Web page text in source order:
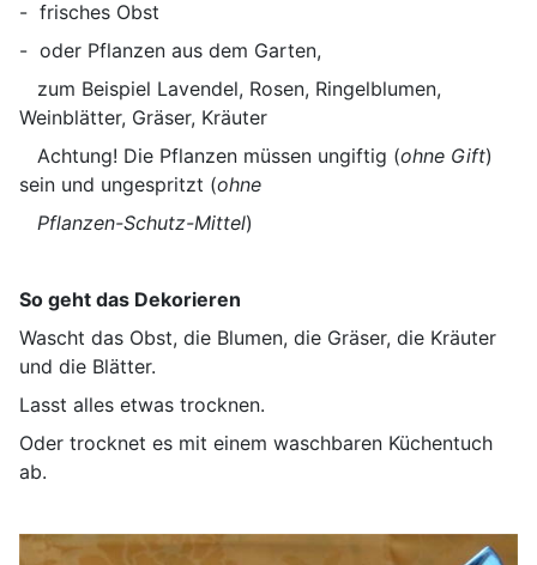
- frisches Obst
- oder Pflanzen aus dem Garten,
zum Beispiel Lavendel, Rosen, Ringelblumen,
Weinblätter, Gräser, Kräuter
Achtung! Die Pflanzen müssen ungiftig (ohne Gift)
sein und ungespritzt (ohne
Pflanzen-Schutz-Mittel)
So geht das Dekorieren
Wascht das Obst, die Blumen, die Gräser, die Kräuter
und die Blätter.
Lasst alles etwas trocknen.
Oder trocknet es mit einem waschbaren Küchentuch
ab.